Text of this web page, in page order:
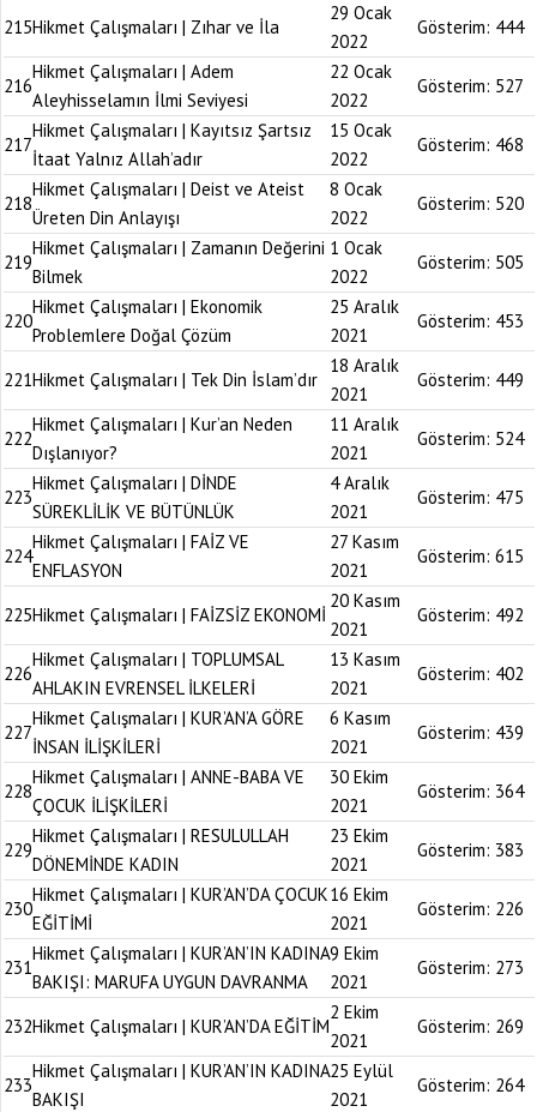
215Hikmet Çalışmaları | Zıhar ve İla
29 Ocak
2022
Gösterim: 444
216
Hikmet Çalışmaları | Adem
Aleyhisselamın İlmi Seviyesi
22 Ocak
2022
Gösterim: 527
217
Hikmet Çalışmaları | Kayıtsız Şartsız
İtaat Yalnız Allah’adır
15 Ocak
2022
Gösterim: 468
218
Hikmet Çalışmaları | Deist ve Ateist
Üreten Din Anlayışı
8 Ocak
2022
Gösterim: 520
219
Hikmet Çalışmaları | Zamanın Değerini
Bilmek
1 Ocak
2022
Gösterim: 505
220
Hikmet Çalışmaları | Ekonomik
Problemlere Doğal Çözüm
25 Aralık
2021
Gösterim: 453
221Hikmet Çalışmaları | Tek Din İslam’dır
18 Aralık
2021
Gösterim: 449
222
Hikmet Çalışmaları | Kur’an Neden
Dışlanıyor?
11 Aralık
2021
Gösterim: 524
223
Hikmet Çalışmaları | DİNDE
SÜREKLİLİK VE BÜTÜNLÜK
4 Aralık
2021
Gösterim: 475
224
Hikmet Çalışmaları | FAİZ VE
ENFLASYON
27 Kasım
2021
Gösterim: 615
225Hikmet Çalışmaları | FAİZSİZ EKONOMİ
20 Kasım
2021
Gösterim: 492
226
Hikmet Çalışmaları | TOPLUMSAL
AHLAKIN EVRENSEL İLKELERİ
13 Kasım
2021
Gösterim: 402
227
Hikmet Çalışmaları | KUR’AN’A GÖRE
İNSAN İLİŞKİLERİ
6 Kasım
2021
Gösterim: 439
228
Hikmet Çalışmaları | ANNE-BABA VE
ÇOCUK İLİŞKİLERİ
30 Ekim
2021
Gösterim: 364
229
Hikmet Çalışmaları | RESULULLAH
DÖNEMİNDE KADIN
23 Ekim
2021
Gösterim: 383
230
Hikmet Çalışmaları | KUR’AN’DA ÇOCUK
EĞİTİMİ
16 Ekim
2021
Gösterim: 226
231
Hikmet Çalışmaları | KUR’AN’IN KADINA
BAKIŞI: MARUFA UYGUN DAVRANMA
9 Ekim
2021
Gösterim: 273
232Hikmet Çalışmaları | KUR’AN’DA EĞİTİM
2 Ekim
2021
Gösterim: 269
233
Hikmet Çalışmaları | KUR’AN’IN KADINA
BAKIŞI
25 Eylül
2021
Gösterim: 264